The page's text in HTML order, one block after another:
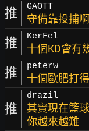
推 GAOTT
守備靠投捕啊
推 KerFel
十個KD會有
推 peterw
十個歐肥打
推
drazil
其實現在籃
你越來越難